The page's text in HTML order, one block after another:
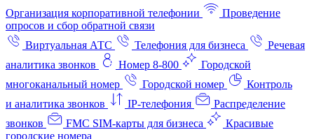
Организация корпоративной телефонии
Проведение
опросов и сбор обратной связи
Виртуальная АТС
Телефония для бизнеса
Речевая
аналитика звонков
Номер 8-800
Городской
многоканальный номер
Городской номер
Контроль
и аналитика звонков
IP-телефония
Распределение
звонков
FMC SIM-карты для бизнеса
Красивые
городские номера